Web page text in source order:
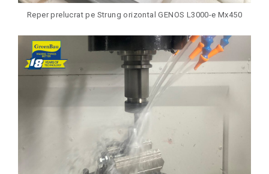
Reper prelucrat pe Strung orizontal GENOS L3000-e Mx450